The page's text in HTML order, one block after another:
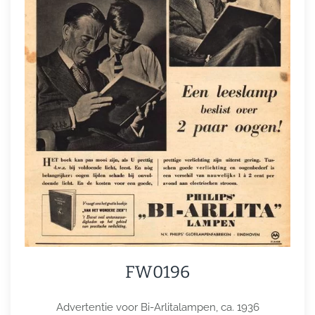
FW0196
Advertentie voor Bi-Arlitalampen, ca. 1936